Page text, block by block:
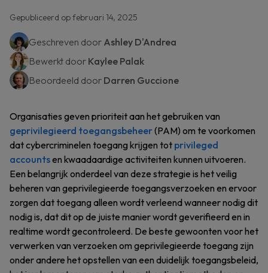
Gepubliceerd op februari 14, 2025
Geschreven door Ashley D'Andrea
Bewerkt door Kaylee Palak
Beoordeeld door Darren Guccione
Organisaties geven prioriteit aan het gebruiken van
geprivilegieerd toegangsbeheer(PAM) om te voorkomen
dat cybercriminelen toegang krijgen tot privileged
accountsen kwaadaardige activiteiten kunnen uitvoeren.
Een belangrijk onderdeel van deze strategie is het veilig
beheren van geprivilegieerde toegangsverzoeken en ervoor
zorgen dat toegang alleen wordt verleend wanneer nodig dit
nodig is, dat dit op de juiste manier wordt geverifieerd en in
realtime wordt gecontroleerd. De beste gewoonten voor het
verwerken van verzoeken om geprivilegieerde toegang zijn
onder andere het opstellen van een duidelijk toegangsbeleid,